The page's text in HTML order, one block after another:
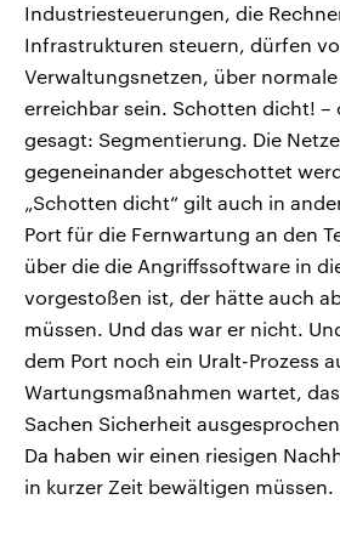
Industriesteuerungen, die
Infrastrukturen steuern, dürfen
Verwaltungsnetzen, über
erreichbar sein. Schotten dicht! –
gesagt: Segmentierung. Die
gegeneinander abgeschottet
„Schotten dicht“ gilt auch in
Port für die Fernwartung an den
über die die Angriffssoftware in
vorgestoßen ist, der hätte auch
müssen. Und das war er nicht.
dem Port noch ein Uralt-Prozess
Wartungsmaßnahmen wartet,
Sachen Sicherheit
Da haben wir einen riesigen
in kurzer Zeit bewältigen müssen.